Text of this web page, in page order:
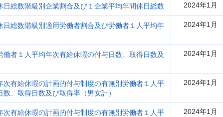
日総数階級別企業割合及び１企業平均年間休日総数 2024年1月
日総数階級別適用労働者割合及び労働者１人平均年
2024年1月
働者１人平均年次有給休暇の付与日数、取得日数及
2024年1月
次有給休暇の計画的付与制度の有無別労働者１人平
、取得日数及び取得率（男女計）
2024年1月
次有給休暇の計画的付与制度の有無別労働者１人平
2024年1月